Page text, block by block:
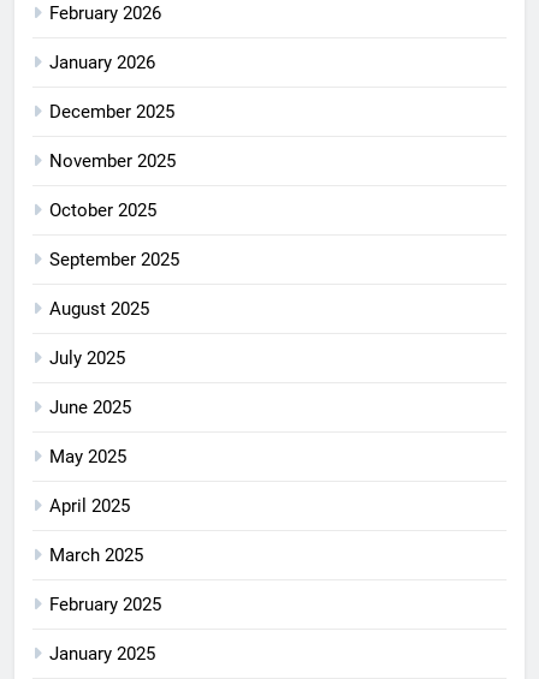
February 2026
January 2026
December 2025
November 2025
October 2025
September 2025
August 2025
July 2025
June 2025
May 2025
April 2025
March 2025
February 2025
January 2025